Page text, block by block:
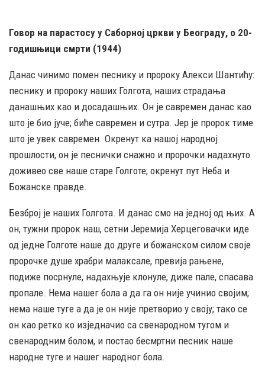
Говор на парастосу у Саборној цркви у Београду, о 20-
годишњици смрти (1944)
Данас чинимо помен песнику и пророку Алекси Шантићу:
песнику и пророку наших Голгота, наших страдања
данашњих као и досадашњих. Он је савремен данас као
што је био јуче; биће савремен и сутра. Јер је пророк тиме
што је увек савремен. Окренут ка нашој народној
прошлости, он је песнички снажно и пророчки надахнуто
доживео све наше старе Голготе; окренут пут Неба и
Божанске правде.
Безброј је наших Голгота. И данас смо на једној од њих. А
он, тужни пророк наш, сетни Јеремија Херцеговачки иде
од једне Голготе наше до друге и божанском силом своје
пророчке душе храбри малаксале, превија рањене,
подиже посрнуле, надахњује клонуле, диже пале, спасава
пропале. Нема нашег бола а да га он није учинио својим;
нема наше туге а да је он није претворио у своју; тако се
он као ретко ко изједначио са свенародном тугом и
свенародним болом, и постао бесмртни песник наше
народне туге и нашег народног бола.